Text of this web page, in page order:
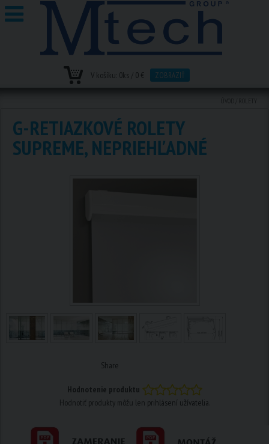
V košíku: 0ks / 0 € ZOBRAZIŤ
G-RETIAZKOVÉ ROLETY
SUPREME, NEPRIEHĽADNÉ
Share
Hodnotenie produktu
Hodnotiť produkty môžu len prihlásení užívatelia